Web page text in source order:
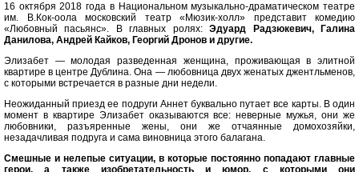
16 октября 2018 года в Национальном музыкально-драматическом театре
им. В.Кок-оола московский театр «Мюзик-холл» представит комедию
«Любовный пасьянс». В главных ролях:Эдуард Радзюкевич, Галина
Данилова, Андрей Кайков, Георгий Дронов и другие.
Элизабет — молодая разведенная женщина, проживающая в элитной
квартире в центре Дублина. Она — любовница двух женатых джентльменов,
с которыми встречается в разные дни недели.
Неожиданный приезд ее подруги Аннет буквально путает все карты. В один
момент в квартире Элизабет оказываются все: неверные мужья, они же
любовники, разъяренные жены, они же отчаянные домохозяйки,
незадачливая подруга и сама виновница этого балагана.
Смешные и нелепые ситуации, в которые постоянно попадают главные